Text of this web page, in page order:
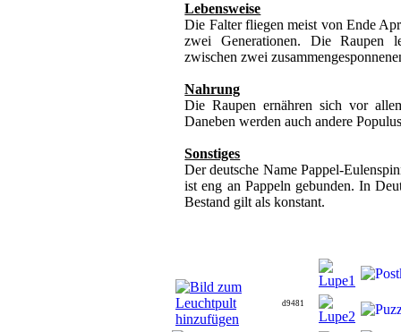
Lebensweise
Die Falter fliegen meist von Ende
zwei Generationen. Die Raupen
zwischen zwei
Nahrung
Die Raupen ernähren sich vor
Daneben werden auch andere
Sonstiges
Der deutsche Name Pappel-
ist eng an Pappeln gebunden. In
Bestand gilt als konstant.
d9481